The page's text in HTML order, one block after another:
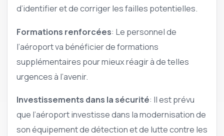
d’identifier et de corriger les failles potentielles.
Formations renforcées: Le personnel de
l’aéroport va bénéficier de formations
supplémentaires pour mieux réagir à de telles
urgences à l’avenir.
Investissements dans la sécurité: Il est prévu
que l’aéroport investisse dans la modernisation de
son équipement de détection et de lutte contre les